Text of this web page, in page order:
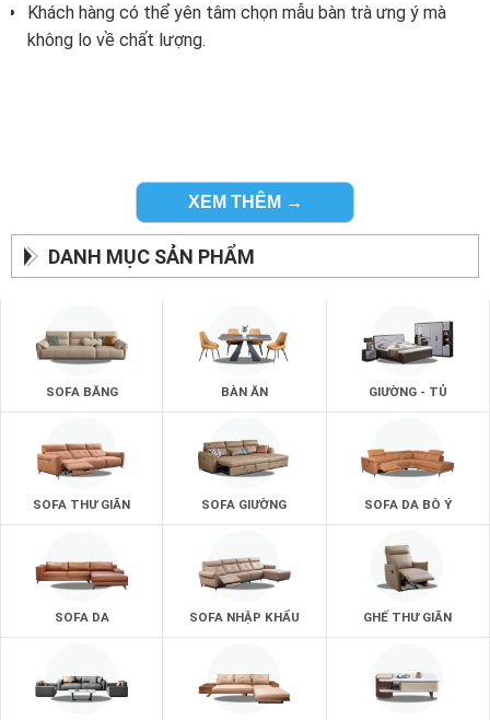
Khách hàng có thể yên tâm chọn mẫu bàn trà ưng ý mà
không lo về chất lượng.
XEM THÊM →
DANH MỤC SẢN PHẨM
SOFA BĂNG BÀN ĂN GIƯỜNG - TỦ
SOFA THƯ GIÃN SOFA GIƯỜNG SOFA DA BÒ Ý
SOFA DA SOFA NHẬP KHẨU GHẾ THƯ GIÃN